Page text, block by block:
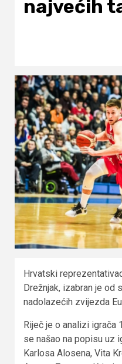
najvećih
Hrvatski
Drežnjak, izabran je od
nadolazećih zvijezda
Riječ je o analizi igrača
se našao na popisu uz
Karlosa Alosena, Vita